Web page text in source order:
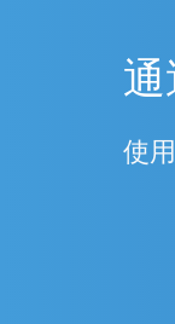
通
使